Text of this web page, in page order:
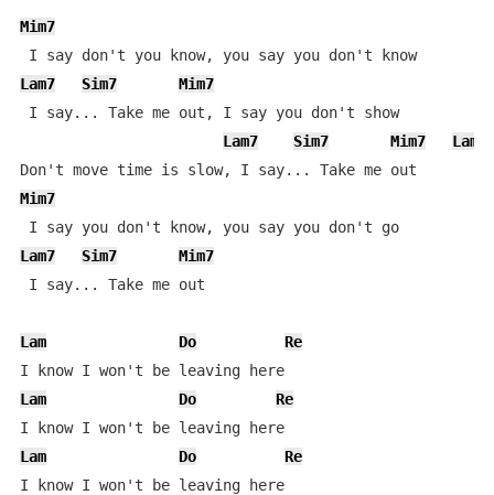
Mim7
I say don't you know, you say you don't know
Lam7
Sim7
Mim7
I say... Take me out, I say you don't show
Lam7
Sim7 Mim7
Lam7
Mim7
I say you don't know, you say you don't go
Lam7
Sim7
Mim7
I say... Take me out
Lam Do
Re
I know I won't be leaving here
Lam
Do
Re
I know I won't be leaving here
Lam
Do
Re
I know I won't be leaving here